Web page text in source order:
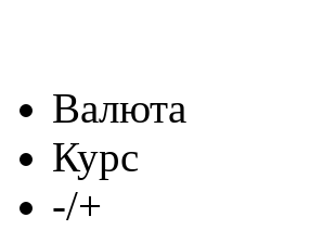
Валюта
Курс
-/+